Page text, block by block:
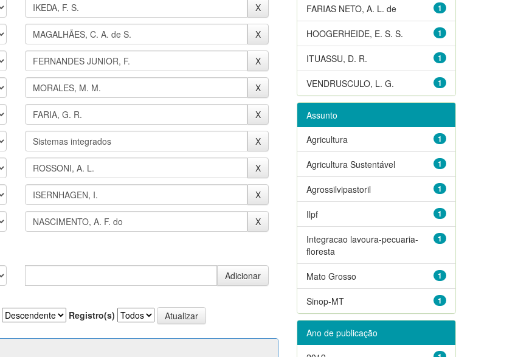
Registro(s)
1
FARIAS NETO, A. L. de
1
HOOGERHEIDE, E. S. S.
1
ITUASSU, D. R.
1
VENDRUSCULO, L. G.
Assunto
1
Agricultura
1
Agricultura Sustentável
1
Agrossilvipastoril
1
Ilpf
1
Integracao lavoura-pecuaria-
floresta
1
Mato Grosso
1
Sinop-MT
Ano de publicação